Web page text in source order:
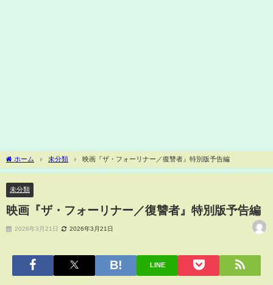
ホーム 未分類 映画『ザ・フォーリナー／復讐者』特別版予告編
未分類
映画『ザ・フォーリナー／復讐者』特別版予告編
2026年3月21日 2026年3月21日
LINE